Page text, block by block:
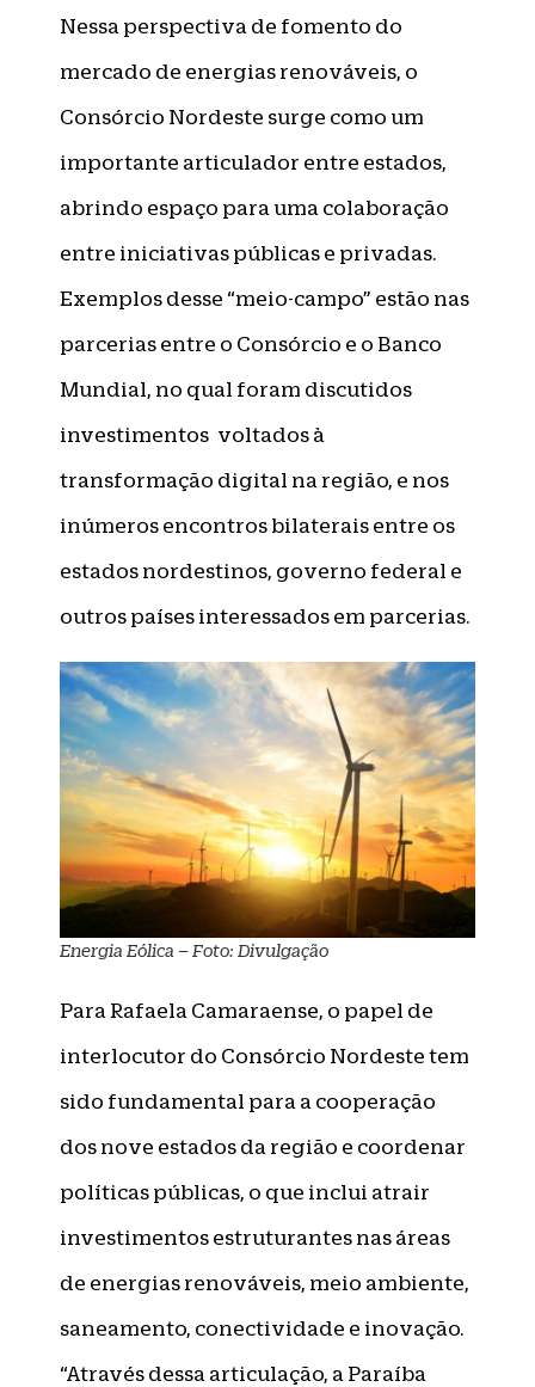
Nessa perspectiva de fomento do
mercado de energias renováveis, o
Consórcio Nordeste surge como um
importante articulador entre estados,
abrindo espaço para uma colaboração
entre iniciativas públicas e privadas.
Exemplos desse “meio-campo” estão nas
parcerias entre o Consórcio e o Banco
Mundial, no qual foram discutidos
investimentos voltados à
transformação digital na região, e nos
inúmeros encontros bilaterais entre os
estados nordestinos, governo federal e
outros países interessados em parcerias.
Energia Eólica – Foto: Divulgação
Para Rafaela Camaraense, o papel de
interlocutor do Consórcio Nordeste tem
sido fundamental para a cooperação
dos nove estados da região e coordenar
políticas públicas, o que inclui atrair
investimentos estruturantes nas áreas
de energias renováveis, meio ambiente,
saneamento, conectividade e inovação.
“Através dessa articulação, a Paraíba